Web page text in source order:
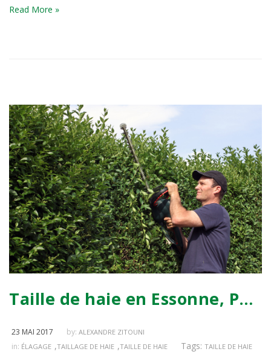
Read More »
Taille de haie en Essonne, PROJARDINS, professionnels à votre service
23 MAI 2017 by: ALEXANDRE ZITOUNI
in: ÉLAGAGE ,TAILLAGE DE HAIE ,TAILLE DE HAIE Tags: TAILLE DE HAIE